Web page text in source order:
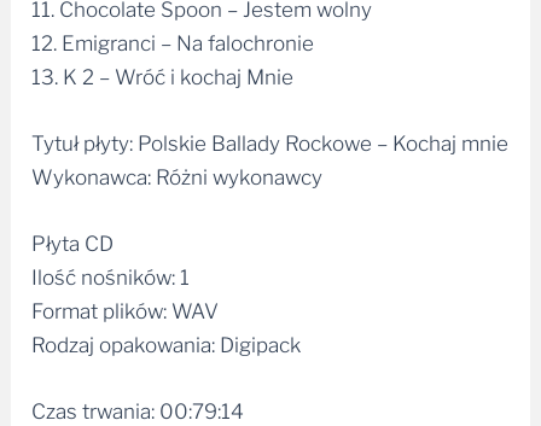
11. Chocolate Spoon – Jestem wolny
12. Emigranci – Na falochronie
13. K 2 – Wróć i kochaj Mnie
Tytuł płyty: Polskie Ballady Rockowe – Kochaj mnie
Wykonawca: Różni wykonawcy
Płyta CD
Ilość nośników: 1
Format plików: WAV
Rodzaj opakowania: Digipack
Czas trwania: 00:79:14